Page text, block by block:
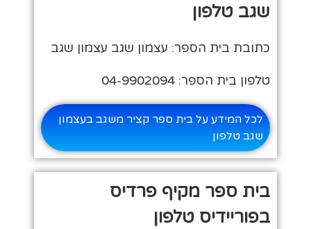
שגב טלפון
כתובת בית הספר: עצמון שגב עצמון שגב
טלפון בית הספר: 04-9902094
לכל המידע על בית ספר קציר משגב בעצמון
שגב טלפון
בית ספר מקיף פרדיס
בפוריידיס טלפון